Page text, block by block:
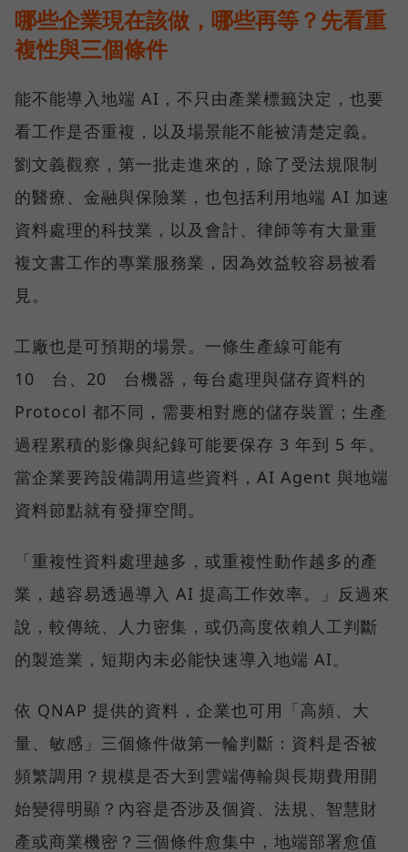
哪些企業現在該做，哪些再等？先看重
複性與三個條件
能不能導入地端 AI，不只由產業標籤決定，也要
看工作是否重複，以及場景能不能被清楚定義。
劉文義觀察，第一批走進來的，除了受法規限制
的醫療、金融與保險業，也包括利用地端 AI 加速
資料處理的科技業，以及會計、律師等有大量重
複文書工作的專業服務業，因為效益較容易被看
見。
工廠也是可預期的場景。一條生產線可能有
10 台、20 台機器，每台處理與儲存資料的
Protocol 都不同，需要相對應的儲存裝置；生產
過程累積的影像與紀錄可能要保存 3 年到 5 年。
當企業要跨設備調用這些資料，AI Agent 與地端
資料節點就有發揮空間。
「重複性資料處理越多，或重複性動作越多的產
業，越容易透過導入 AI 提高工作效率。」反過來
說，較傳統、人力密集，或仍高度依賴人工判斷
的製造業，短期內未必能快速導入地端 AI。
依 QNAP 提供的資料，企業也可用「高頻、大
量、敏感」三個條件做第一輪判斷：資料是否被
頻繁調用？規模是否大到雲端傳輸與長期費用開
始變得明顯？內容是否涉及個資、法規、智慧財
產或商業機密？三個條件愈集中，地端部署愈值